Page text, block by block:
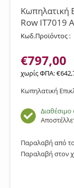
Κωπηλατική
Row IT7019
Κωδ.Προϊόντος :
€797,00
χωρίς ΦΠΑ:€
Κωπηλατική
Παραλαβή από
Παραλαβή στον